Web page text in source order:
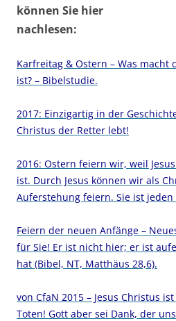
können Sie hier
nachlesen:
Karfreitag & Ostern – Was macht
ist? – Bibelstudie.
2017: Einzigartig in der
Christus der Retter lebt!
2016: Ostern feiern wir, weil
ist. Durch Jesus können wir als
Auferstehung feiern. Sie ist jeden
Feiern der neuen Anfänge –
für Sie! Er ist nicht hier; er ist
hat (Bibel, NT, Matthäus 28,6).
von CfaN 2015 – Jesus Christus
Toten! Gott aber sei Dank, der